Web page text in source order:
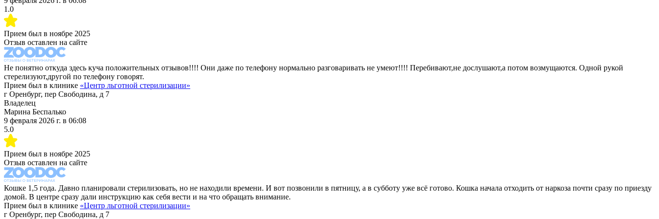
1.0
Прием был в ноябре 2025
Отзыв оставлен на сайте
Не понятно откуда здесь куча положительных отзывов!!!! Они даже по телефону нормально разговаривать не умеют!!!! Перебивают,не дослушают,а потом возмущаются. Одной рукой
стерелизуют,другой по телефону говорят.
Прием был в клинике «Центр льготной стерилизации»
г Оренбург, пер Свободина, д 7
Владелец
Марина Беспалько
9 февраля 2026 г. в 06:08
5.0
Прием был в ноябре 2025
Отзыв оставлен на сайте
Кошке 1,5 года. Давно планировали стерилизовать, но не находили времени. И вот позвонили в пятницу, а в субботу уже всё готово. Кошка начала отходить от наркоза почти сразу по приезду
домой. В центре сразу дали инструкцию как себя вести и на что обращать внимание.
Прием был в клинике «Центр льготной стерилизации»
г Оренбург, пер Свободина, д 7